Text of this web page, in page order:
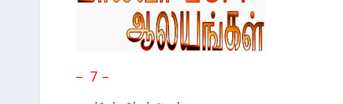
– 7 –